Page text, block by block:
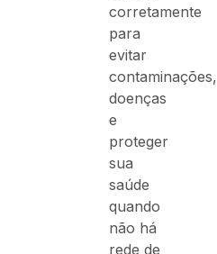
corretamente
para
evitar
contaminações,
doenças
e
proteger
sua
saúde
quando
não há
rede de